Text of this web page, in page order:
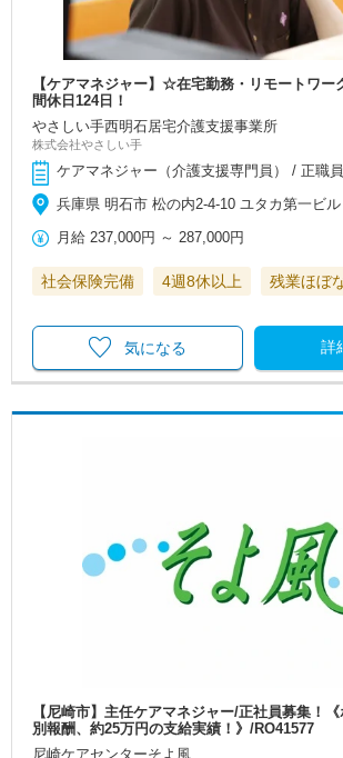
【ケアマネジャー】☆在宅勤務・リモートワ
間休日124日！
やさしい手西明石居宅介護支援事業所
株式会社やさしい手
ケアマネジャー（介護支援専門員） / 正職員
兵庫県 明石市 松の内2-4-10 ユタカ第一ビ
月給 237,000円 ～287,000円
社会保険完備 4週8休以上 残業ほぼ
詳
気になる
【尼崎市】主任ケアマネジャー/正社員募集！
別報酬、約25万円の支給実績！》/RO41577
尼崎ケアセンターそよ風